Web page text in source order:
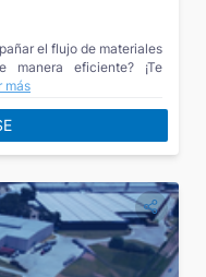
el flujo de materiales
eficiente? ¡Te
más